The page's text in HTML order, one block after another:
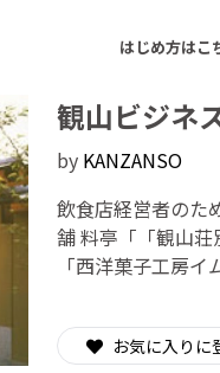
はじめ方はこ
おすすめのコミュニテ
ゲーム・サ
観山ビジネ
by KANZANSO
飲食店経営者のた
舗 料亭「「観山
「西洋菓子工房イ
お気に入りに